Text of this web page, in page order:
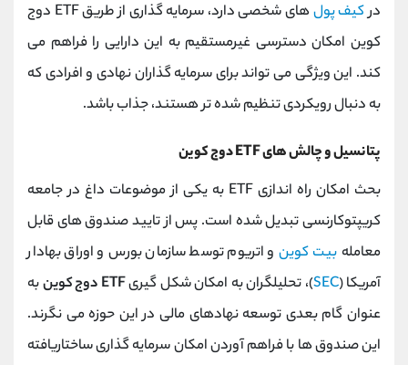
درکیف پول
‌های شخصی دارد، سرمایه ‌گذاری از طریق ETF دوج
کوین امکان دسترسی غیرمستقیم به این دارایی را فراهم می
کند. این ویژگی می ‌تواند برای سرمایه ‌گذاران نهادی و افرادی که
به دنبال رویکردی تنظیم ‌شده ‌تر هستند، جذاب باشد.
پتانسیل و چالش های ETF دوج کوین
بحث امکان راه ‌اندازی ETF به یکی از موضوعات داغ در جامعه
کریپتوکارنسی تبدیل شده است. پس از تایید صندوق ‌های قابل
معامله بیت ‌کوین و اتریوم توسط سازمان بورس و اوراق بهادار
آمریکا (SEC)، تحلیلگران به امکان شکل‌ گیریETF دوج کوین
به
عنوان گام بعدی توسعه نهادهای مالی در این حوزه می ‌نگرند.
این صندوق‌ ها با فراهم آوردن امکان سرمایه ‌گذاری ساختاریافته